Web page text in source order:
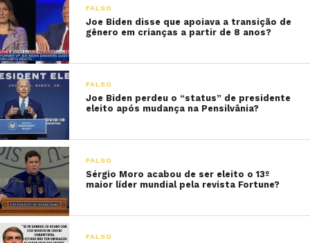
FALSO
Joe Biden disse que apoiava a transição de
gênero em crianças a partir de 8 anos?
FALSO
Joe Biden perdeu o “status” de presidente
eleito após mudança na Pensilvânia?
FALSO
Sérgio Moro acabou de ser eleito o 13º
maior líder mundial pela revista Fortune?
FALSO